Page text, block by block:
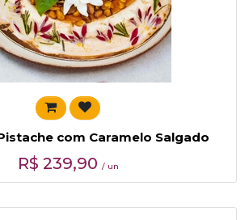
com Caramelo Salgado
R$ 239,90 / un